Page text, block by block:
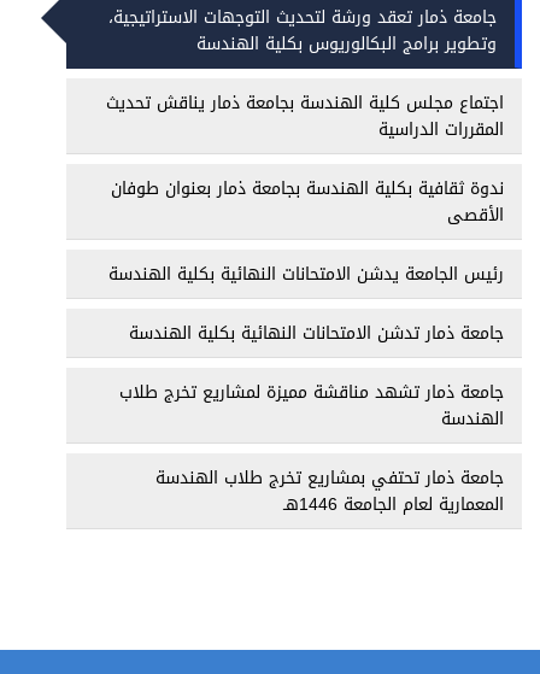
جامعة ذمار تعقد ورشة لتحديث التوجهات الاستراتيجية،
وتطوير برامج البكالوريوس بكلية الهندسة
اجتماع مجلس كلية الهندسة بجامعة ذمار يناقش تحديث
المقررات الدراسية
ندوة ثقافية بكلية الهندسة بجامعة ذمار بعنوان طوفان
الأقصى
رئيس الجامعة يدشن الامتحانات النهائية بكلية الهندسة
جامعة ذمار تدشن الامتحانات النهائية بكلية الهندسة
جامعة ذمار تشهد مناقشة مميزة لمشاريع تخرج طلاب
الهندسة
جامعة ذمار تحتفي بمشاريع تخرج طلاب الهندسة
المعمارية لعام الجامعة 1446هـ